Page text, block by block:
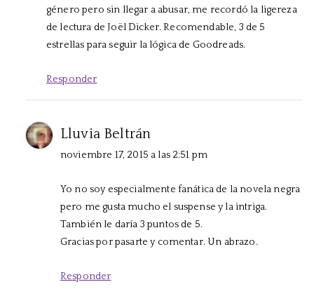
género pero sin llegar a abusar, me recordó la ligereza
de lectura de Joël Dicker. Recomendable, 3 de 5
estrellas para seguir la lógica de Goodreads.
Responder
Lluvia Beltrán
noviembre 17, 2015 a las 2:51 pm
Yo no soy especialmente fanática de la novela negra
pero me gusta mucho el suspense y la intriga.
También le daría 3 puntos de 5.
Gracias por pasarte y comentar. Un abrazo.
Responder